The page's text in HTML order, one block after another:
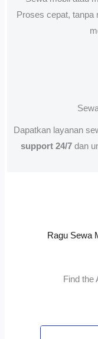
Proses cepat, tanpa
Dapatkan layanan
support 24/7dan
Ragu Sewa
Find the